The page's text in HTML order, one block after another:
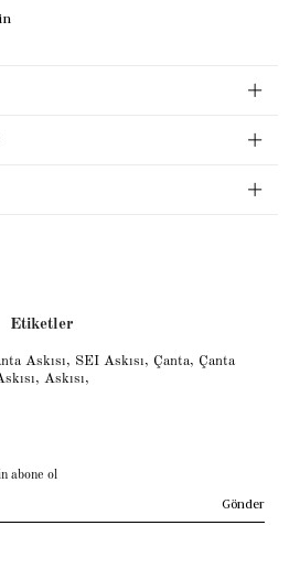
Etiketler
Askısı, SEI Askısı, Çanta, Çanta
, Askısı,
abone ol
Gönder